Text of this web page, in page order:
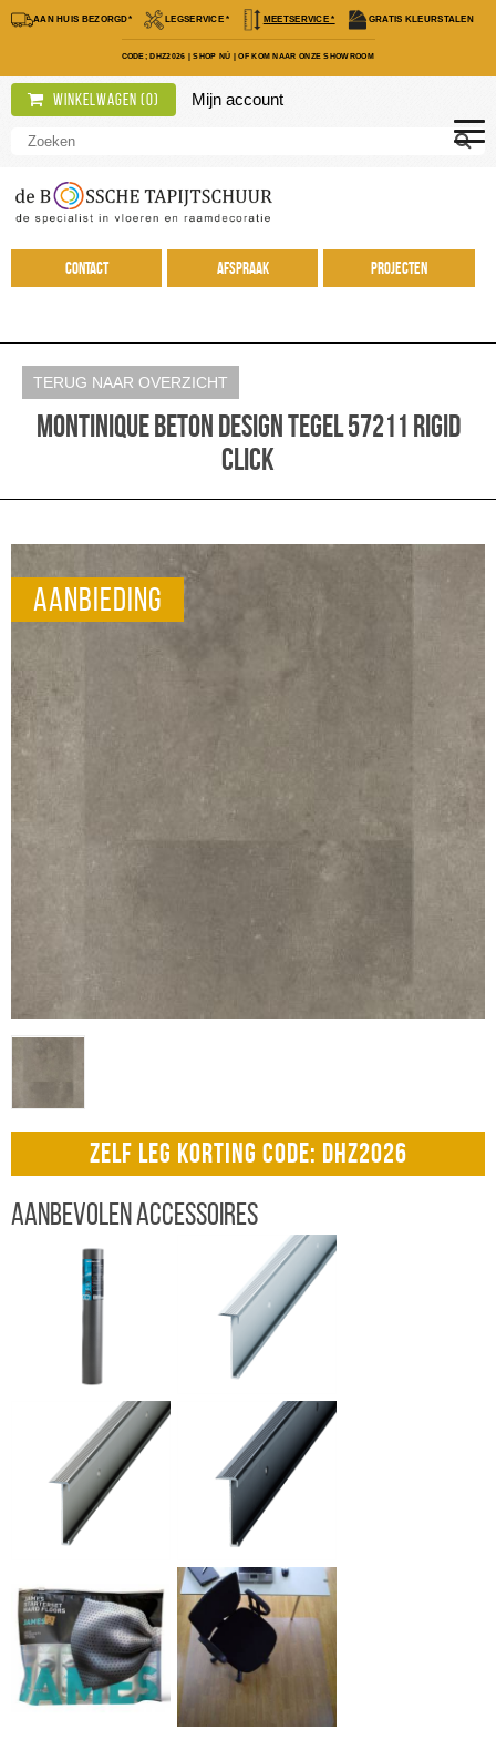
AAN HUIS BEZORGD* LEGSERVICE * MEETSERVICE * GRATIS KLEURSTALEN
CODE; DHZ2026 |SHOP NÚ |OF KOM NAAR ONZE SHOWROOM
Winkelwagen (0) Mijn account
Contact Afspraak Projecten
TERUG NAAR OVERZICHT
Montinique Beton Design tegel 57211 Rigid
Click
aanbieding
ZELF LEG KORTING CODE: DHZ2026
Aanbevolen accessoires